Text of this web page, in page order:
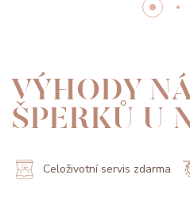
VÝHODY
ŠPERKŮ U
Celoživotní servis zdarma